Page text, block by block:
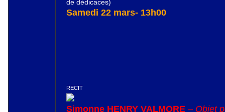
de dédicaces)
Samedi 22 mars- 13h00
RECIT
Simonne HENRY VALMORE – Objet